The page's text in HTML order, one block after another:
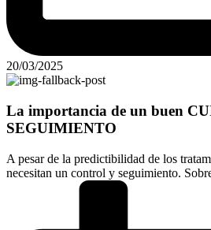
20/03/2025
La importancia de un buen
SEGUIMIENTO
A pesar de la predictibilidad de los
necesitan un control y seguimiento.